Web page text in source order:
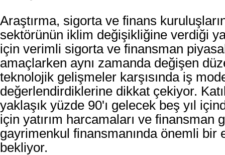
Araştırma, sigorta ve finans
sektörünün iklim değişikliğine verdiği
için verimli sigorta ve finansman
amaçlarken aynı zamanda değişen
teknolojik gelişmeler karşısında iş
değerlendirdiklerine dikkat çekiyor.
yaklaşık yüzde 90'ı gelecek beş yıl
için yatırım harcamaları ve finansman
gayrimenkul finansmanında önemli bir
bekliyor.